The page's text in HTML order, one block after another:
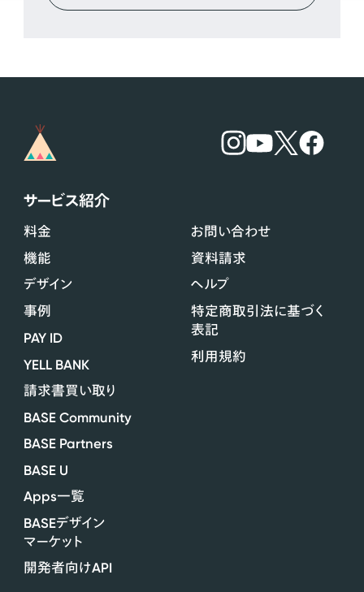
サービス紹介
料金
機能
デザイン
事例
PAY ID
YELL BANK
請求書買い取り
BASE Community
BASE Partners
BASE U
Apps一覧
BASEデザイン
マーケット
開発者向けAPI
お問い合わせ
資料請求
ヘルプ
特定商取引法に基づく
表記
利用規約